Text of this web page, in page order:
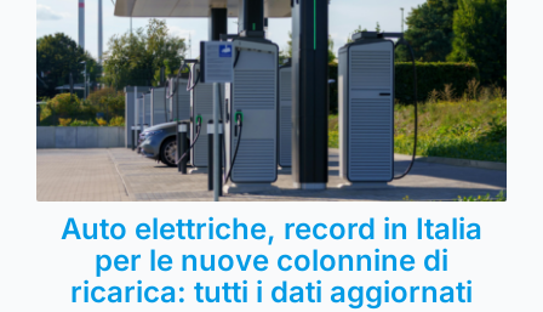
Auto elettriche, record in Italia
per le nuove colonnine di
ricarica: tutti i dati aggiornati